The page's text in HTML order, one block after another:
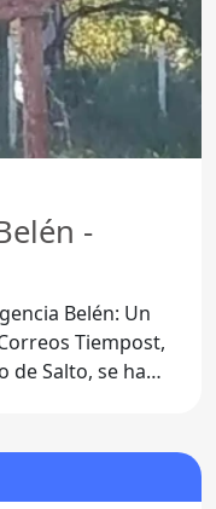
-
Belén: Un
de Salto, se ha